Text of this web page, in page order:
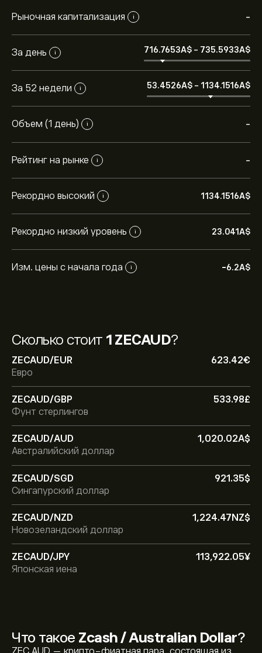
Сколько стоит 1 ZECAUD?
ZECAUD/EUR
623.42‎€‎
Евро
ZECAUD/GBP
533.98‎£‎
Фунт стерлингов
ZECAUD/AUD
1,020.02‎A$‎
Австралийский доллар
ZECAUD/SGD
921.35‎$‎
Сингапурский доллар
ZECAUD/NZD
1,224.47‎NZ$‎
Новозеландский доллар
ZECAUD/JPY
113,922.05‎¥‎
Японская иена
Рыночная капитализация i -
За день i 716.7653‎A$‎ - 735.5933‎A$‎
За 52 недели i 53.4526‎A$‎ - 1134.1516‎A$‎
Объем (1 день) i -
Рейтинг на рынке i -
Рекордно высокий i 1134.1516‎A$‎
Рекордно низкий уровень i 23.041‎A$‎
Изм. цены с начала года i -6.2‎A$‎
Что такое Zcash / Australian Dollar?